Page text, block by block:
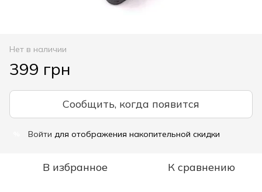
Нет в наличии
399 грн
Сообщить, когда появится
Войти для отображения накопительной скидки
В избранное К сравнению